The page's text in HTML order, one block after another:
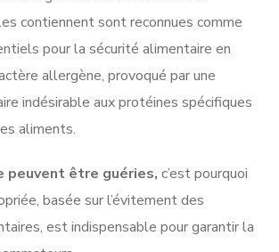
contiennent sont reconnues comme
pour la sécurité alimentaire en
allergène, provoqué par une
indésirable aux protéines spécifiques
aliments.
peuvent être guéries, c’est pourquoi
basée sur l’évitement des
est indispensable pour garantir la